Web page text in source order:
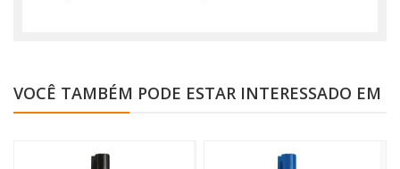
VOCÊ TAMBÉM PODE ESTAR INTERESSADO EM